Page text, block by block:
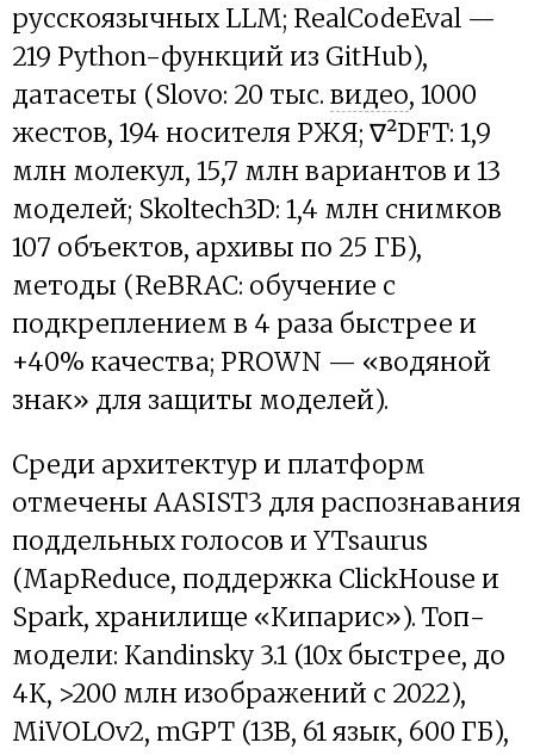
русскоязычных LLM; RealCodeEval —
219 Python-функций из GitHub),
датасеты (Slovo: 20 тыс. видео, 1000
жестов, 194 носителя РЖЯ; ∇²DFT: 1,9
млн молекул, 15,7 млн вариантов и 13
моделей; Skoltech3D: 1,4 млн снимков
107 объектов, архивы по 25 ГБ),
методы (ReBRAC: обучение с
подкреплением в 4 раза быстрее и
+40% качества; PROWN — «водяной
знак» для защиты моделей).
Среди архитектур и платформ
отмечены AASIST3 для распознавания
поддельных голосов и YTsaurus
(MapReduce, поддержка ClickHouse и
Spark, хранилище «Кипарис»). Топ-
модели: Kandinsky 3.1 (10x быстрее, до
4K, >200 млн изображений с 2022),
MiVOLOv2, mGPT (13B, 61 язык, 600 ГБ),